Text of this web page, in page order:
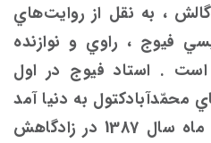
،‌ به نقل از روايت‌هاي
فيوج ، راوي و نوازنده
. استاد فيوج در اول
در روستاي محمّدآبادكتول به دنيا آمد
و در روز هفدهم فروردين ماه سال 1387 در زادگاهش